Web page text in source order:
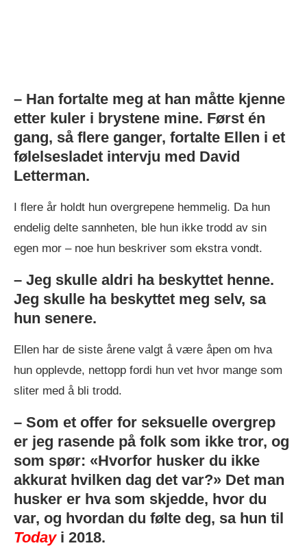
– Han fortalte meg at han måtte kjenne
etter kuler i brystene mine. Først én
gang, så flere ganger, fortalte Ellen i et
følelsesladet intervju med David
Letterman.
I flere år holdt hun overgrepene hemmelig. Da hun
endelig delte sannheten, ble hun ikke trodd av sin
egen mor – noe hun beskriver som ekstra vondt.
– Jeg skulle aldri ha beskyttet henne.
Jeg skulle ha beskyttet meg selv, sa
hun senere.
Ellen har de siste årene valgt å være åpen om hva
hun opplevde, nettopp fordi hun vet hvor mange som
sliter med å bli trodd.
– Som et offer for seksuelle overgrep
er jeg rasende på folk som ikke tror, og
som spør: «Hvorfor husker du ikke
akkurat hvilken dag det var?» Det man
husker er hva som skjedde, hvor du
var, og hvordan du følte deg, sa hun til
Todayi 2018.